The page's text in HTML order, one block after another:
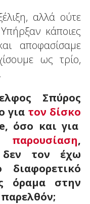
αλλά ούτε
κάποιες
αποφασίσαμε
ως τρίο,
Σπύρος
για τον δίσκο
όσο και για
,
τον έχω
όραμα στην